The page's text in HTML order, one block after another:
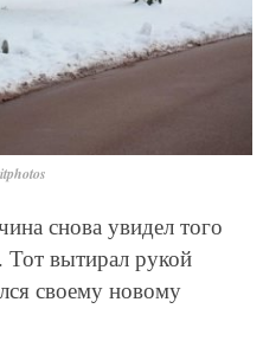
снова увидел того
Тот вытирал рукой
своему новому